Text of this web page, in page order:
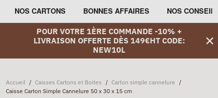
NOS CARTONS BONNES AFFAIRES NOS
POUR VOTRE 1ÈRE COMMANDE -10% +
LIVRAISON OFFERTE DÈS 149€HT CODE:
NEW10L
Accueil / Caisses Cartons et Boites / Carton simple cannelure /
Caisse Carton Simple Cannelure 50 x 30 x 15 cm